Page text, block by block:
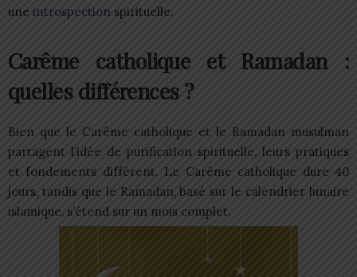
une introspection spirituelle.
Carême catholique et Ramadan :
quelles différences ?
Bien que le Carême catholique et le Ramadan musulman
partagent l’idée de purification spirituelle, leurs pratiques
et fondements diffèrent. Le Carême catholique dure 40
jours, tandis que le Ramadan, basé sur le calendrier lunaire
islamique, s’étend sur un mois complet.